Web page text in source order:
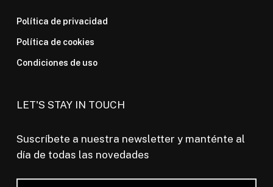
Política de privacidad
Política de cookies
Condiciones de uso
LET'S STAY IN TOUCH
Suscríbete a nuestra newsletter y manténte al
día de todas las novedades